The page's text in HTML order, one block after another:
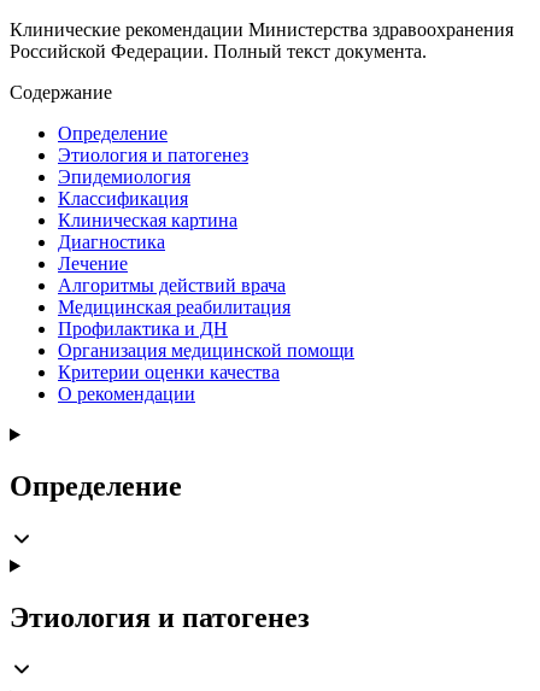
Клинические рекомендации Министерства здравоохранения
Российской Федерации. Полный текст документа.
Содержание
Определение
Этиология и патогенез
Эпидемиология
Классификация
Клиническая картина
Диагностика
Лечение
Алгоритмы действий врача
Медицинская реабилитация
Профилактика и ДН
Организация медицинской помощи
Критерии оценки качества
О рекомендации
Определение
Этиология и патогенез